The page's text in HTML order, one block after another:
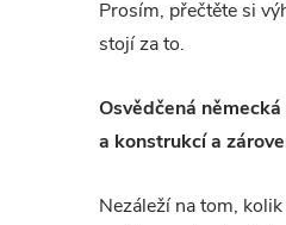
Prosím, přečtěte si
stojí za to.
Osvědčená
a konstrukcí a
Nezáleží na tom,